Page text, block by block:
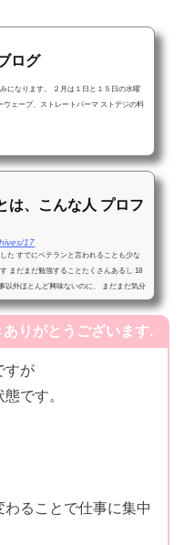
ログ
になります。 ２月は１日と１５日の水曜
ウェーブ、ストレートパーマ ストデジの料
は、こんな人 プロフ
17
た すでにベテランと言われることも少な
まだまだ勉強することたくさんあるし 18
以外ほとんど興味ないのに、 まだまだ気分
りがとうございます.
すが
です。
ることで仕事に集中